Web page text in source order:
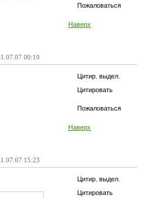
Пожаловаться
Наверх
00:10
Цитир. выдел.
Цитировать
Пожаловаться
Наверх
15:23
Цитир. выдел.
Цитировать